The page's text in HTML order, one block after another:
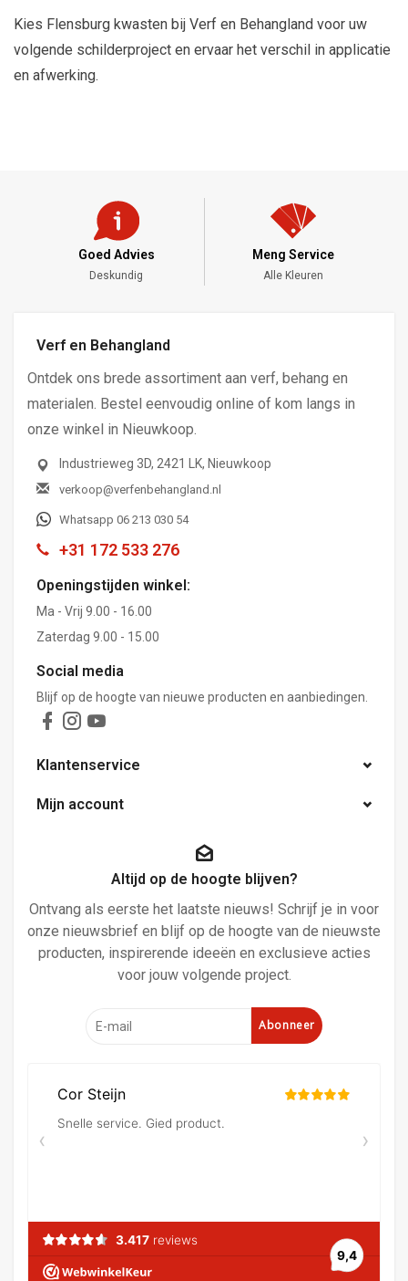
Kies Flensburg kwasten bij Verf en Behangland voor uw
volgende schilderproject en ervaar het verschil in applicatie
en afwerking.
Goed Advies
Deskundig
Meng Service
Alle Kleuren
Verf en Behangland
Ontdek ons brede assortiment aan verf, behang en
materialen. Bestel eenvoudig online of kom langs in
onze winkel in Nieuwkoop.
Industrieweg 3D, 2421 LK, Nieuwkoop
verkoop@verfenbehangland.nl
Whatsapp 06 213 030 54
+31 172 533 276
Openingstijden winkel:
Ma - Vrij 9.00 - 16.00
Zaterdag 9.00 - 15.00
Social media
Blijf op de hoogte van nieuwe producten en aanbiedingen.
Klantenservice
Mijn account
Altijd op de hoogte blijven?
Ontvang als eerste het laatste nieuws! Schrijf je in voor
onze nieuwsbrief en blijf op de hoogte van de nieuwste
producten, inspirerende ideeën en exclusieve acties
voor jouw volgende project.
Abonneer